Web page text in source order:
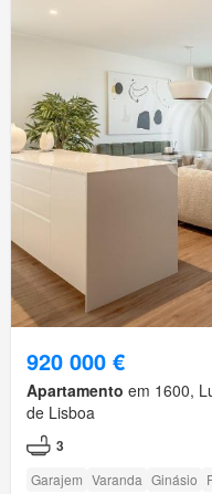
920 000 €
Apartamento em 1600,
de Lisboa
3
Garajem Varanda Ginásio